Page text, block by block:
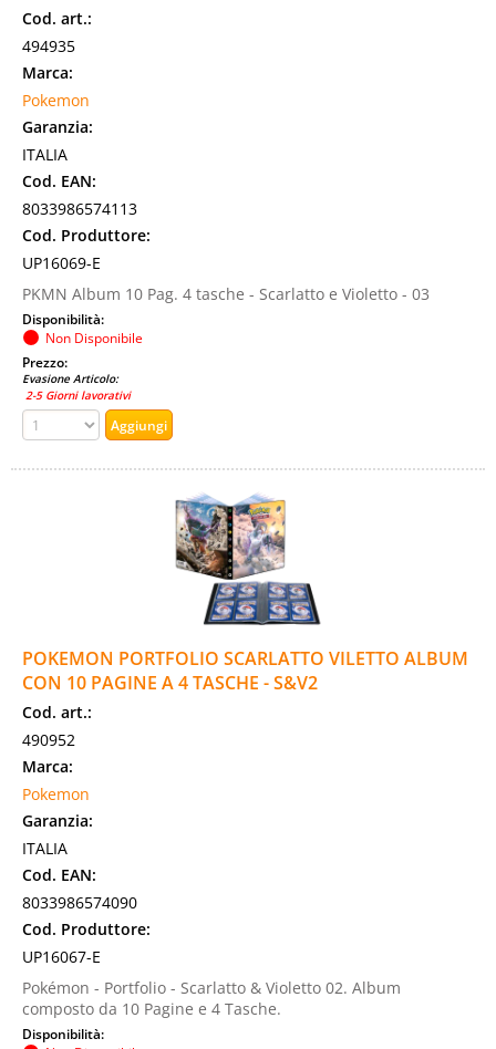
Cod. art.:
494935
Marca:
Pokemon
Garanzia:
ITALIA
Cod. EAN:
8033986574113
Cod. Produttore:
UP16069-E
PKMN Album 10 Pag. 4 tasche - Scarlatto e Violetto - 03
Disponibilità:
Non Disponibile
Prezzo:
Evasione Articolo:
2-5 Giorni lavorativi
POKEMON PORTFOLIO SCARLATTO VILETTO ALBUM
CON 10 PAGINE A 4 TASCHE - S&V2
Cod. art.:
490952
Marca:
Pokemon
Garanzia:
ITALIA
Cod. EAN:
8033986574090
Cod. Produttore:
UP16067-E
Pokémon - Portfolio - Scarlatto & Violetto 02. Album
composto da 10 Pagine e 4 Tasche.
Disponibilità: